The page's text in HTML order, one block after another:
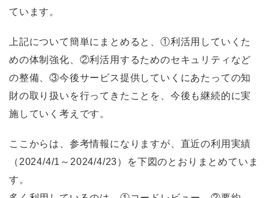
ています。
上記について簡単にまとめると、①利活用していくた
めの体制強化、②利活用するためのセキュリティなど
の整備、③今後サービス提供していくにあたっての知
財の取り扱いを行ってきたことを、今後も継続的に実
施していく考えです。
ここからは、参考情報になりますが、直近の利用実績
（2024/4/1～2024/4/23）を下図のとおりまとめていま
す。